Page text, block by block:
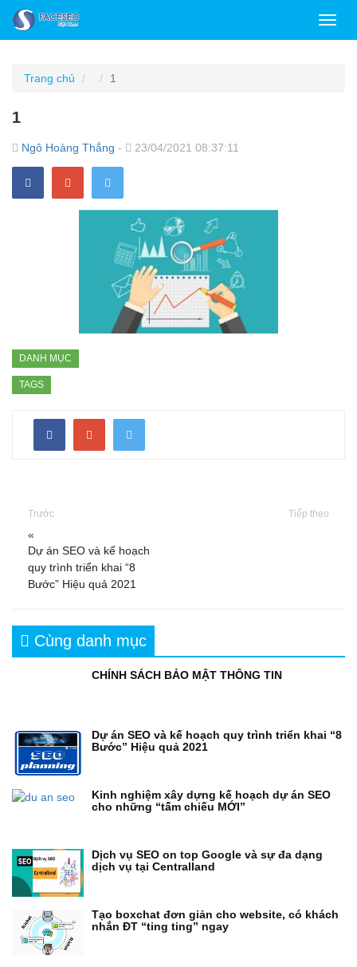
Trang chủ 1
1
Ngô Hoàng Thắng - 23/04/2021 08:37:11
DANH MỤC
TAGS
Trước
«
Dự án SEO và kế hoạch
quy trình triển khai “8
Bước” Hiệu quả 2021
Tiếp theo
Cùng danh mục
CHÍNH SÁCH BẢO MẬT THÔNG TIN
Dự án SEO và kế hoạch quy trình triển khai “8
Bước” Hiệu quả 2021
Kinh nghiệm xây dựng kế hoạch dự án SEO
cho những “tấm chiếu MỚI”
Dịch vụ SEO on top Google và sự đa dạng
dịch vụ tại Centralland
Tạo boxchat đơn giản cho website, có khách
nhắn ĐT “ting ting” ngay